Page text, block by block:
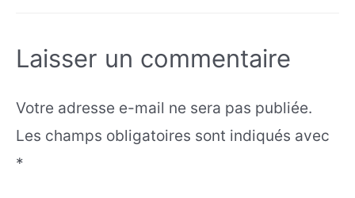
Laisser un commentaire
Votre adresse e-mail ne sera pas publiée.
Les champs obligatoires sont indiqués avec
*